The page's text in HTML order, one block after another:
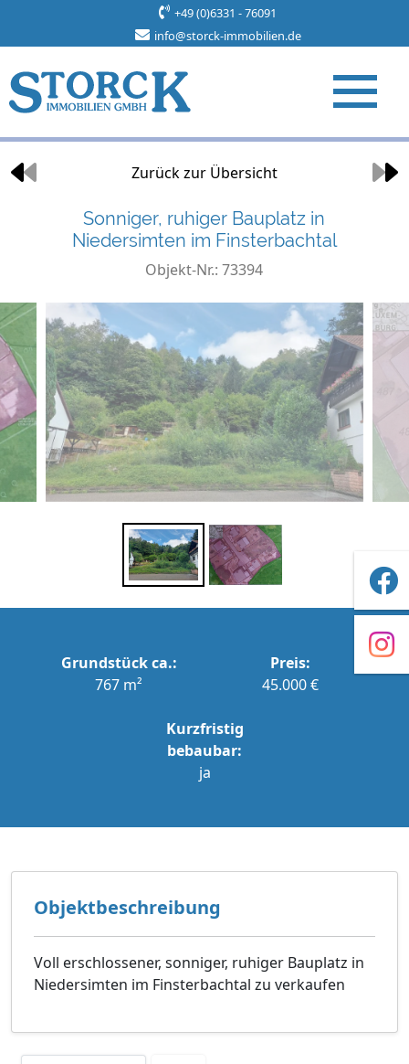
+49 (0)6331 - 76091
info@storck-immobilien.de
Zurück zur Übersicht
Sonniger, ruhiger Bauplatz in
Niedersimten im Finsterbachtal
Objekt-Nr.: 73394
Grundstück ca.:
767 m²
Preis:
45.000 €
Kurzfristig
bebaubar:
ja
Objektbeschreibung
Voll erschlossener, sonniger, ruhiger Bauplatz in
Niedersimten im Finsterbachtal zu verkaufen